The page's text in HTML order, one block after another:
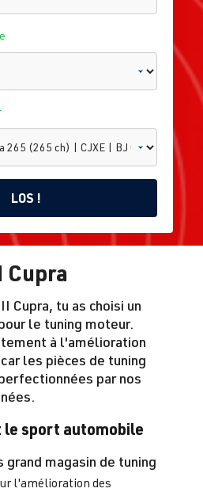
LOS !
Leon
3
Cupra
265 (265
ch) |
CJXE |
BJ
-
Cupra
Cupra, tu as choisi un
le tuning moteur.
à l'amélioration
les pièces de tuning
par nos
le sport automobile
grand magasin de tuning
l'amélioration des